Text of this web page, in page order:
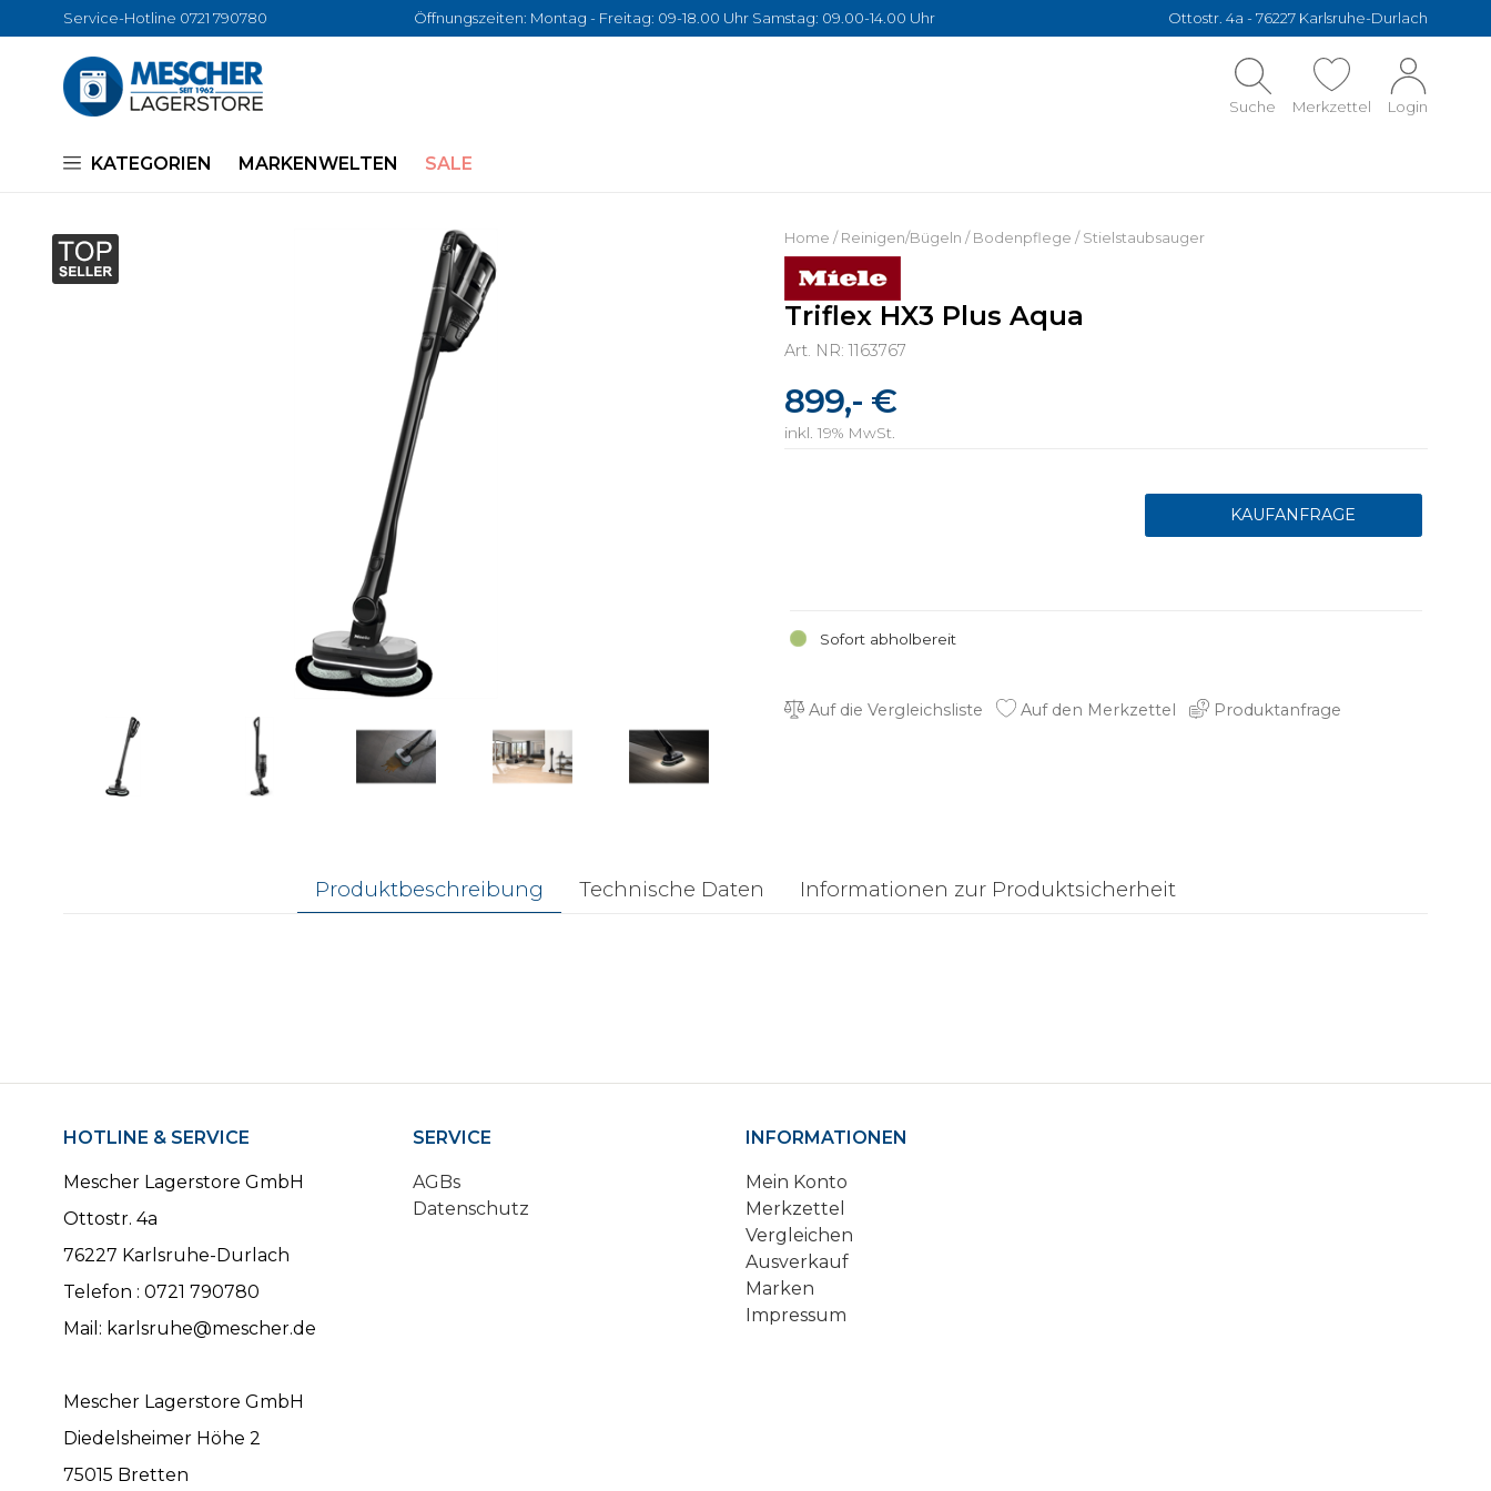
Service-Hotline 0721 790780 Öffnungszeiten: Montag - Freitag: 09-18.00 Uhr Samstag: 09.00-14.00 Uhr Ottostr. 4a - 76227 Karlsruhe-Durlach
Suche Merkzettel Login
KATEGORIEN MARKENWELTEN SALE
Home / Reinigen/Bügeln / Bodenpflege / Stielstaubsauger
Triflex HX3 Plus Aqua
Art. NR: 1163767
899,- €
inkl. 19% MwSt.
Sofort abholbereit
Auf die Vergleichsliste Auf den Merkzettel Produktanfrage
Produktbeschreibung Technische Daten Informationen zur Produktsicherheit
HOTLINE & SERVICE
Mescher Lagerstore GmbH
Ottostr. 4a
76227 Karlsruhe-Durlach
Telefon : 0721 790780
Mail: karlsruhe@mescher.de
Mescher Lagerstore GmbH
Diedelsheimer Höhe 2
75015 Bretten
SERVICE
AGBs
Datenschutz
INFORMATIONEN
Mein Konto
Merkzettel
Vergleichen
Ausverkauf
Marken
Impressum